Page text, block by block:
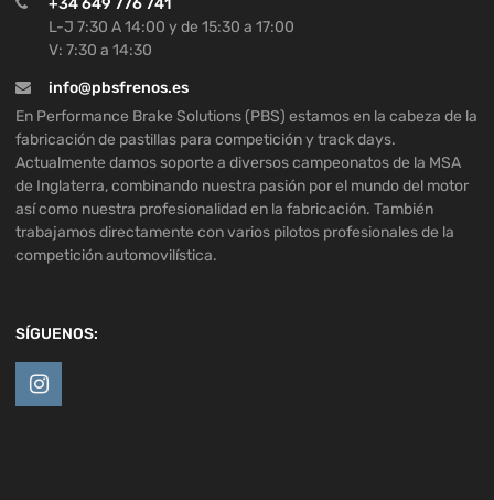
+34 649 776 741
L-J 7:30 A 14:00 y de 15:30 a 17:00
V: 7:30 a 14:30
info@pbsfrenos.es
En Performance Brake Solutions (PBS) estamos en la cabeza de la
fabricación de pastillas para competición y track days.
Actualmente damos soporte a diversos campeonatos de la MSA
de Inglaterra, combinando nuestra pasión por el mundo del motor
así como nuestra profesionalidad en la fabricación. También
trabajamos directamente con varios pilotos profesionales de la
competición automovilística.
SÍGUENOS: